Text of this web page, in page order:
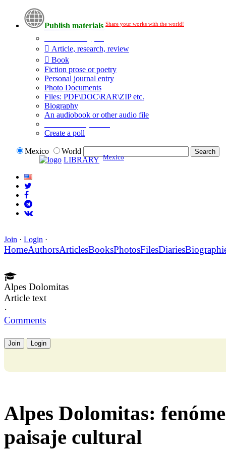
Publish materials Share your works with the world!
Article, research, review
Book
Fiction prose or poetry
Personal journal entry
Photo Documents
Files: PDF\DOC\RAR\ZIP etc.
Biography
An audiobook or other audio file
Create a poll
Mexico
World
LIBRARY Mexico
Join · Login ·
HomeAuthorsArticlesBooksPhotosFilesDiaries
Alpes Dolomitas
Article text
·
Comments
Join Login
Alpes Dolomitas:
paisaje cultural